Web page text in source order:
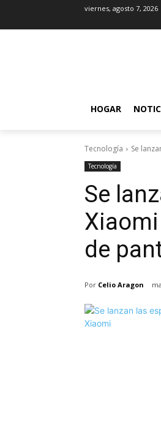
viernes, agosto 7, 2026
HOGAR
Tecnología Se
Tecnología
Se
de
Por Celio Aragon